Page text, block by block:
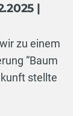
|
zu einem
“Baum
stellte